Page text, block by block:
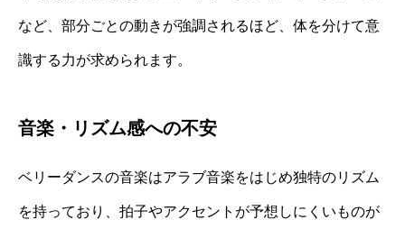
など、部分ごとの動きが強調されるほど、体を分けて意
識する力が求められます。
音楽・リズム感への不安
ベリーダンスの音楽はアラブ音楽をはじめ独特のリズム
を持っており、拍子やアクセントが予想しにくいものが